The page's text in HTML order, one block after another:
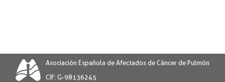
Asociación Española de Afectados de Cáncer de Pulmón
CIF: G-98136245